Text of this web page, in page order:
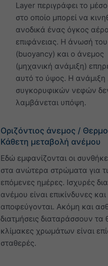
Layer περιγράφει το
στο οποίο μπορεί να
ανοδικά ένας όγκος
επιφάνειας. Η άνωσή του
(buoyancy) και ο άνεμος
(μηχανική ανάμιξη)
αυτό το ύψος. Η
συγκορυφικών νεφών
λαμβάνεται υπόψη.
Οριζόντιος άνεμος /
Κάθετη μεταβολή ανέμου
Εδώ εμφανίζονται οι
στα ανώτερα στρώματα για
επόμενες ημέρες. Ισχυρές
ανέμου είναι επικίνδυνες
αποφεύγονται. Ακόμη και
διατμήσεις διαταράσσουν τα
κλίμακες χρωμάτων είναι
σταθερές.